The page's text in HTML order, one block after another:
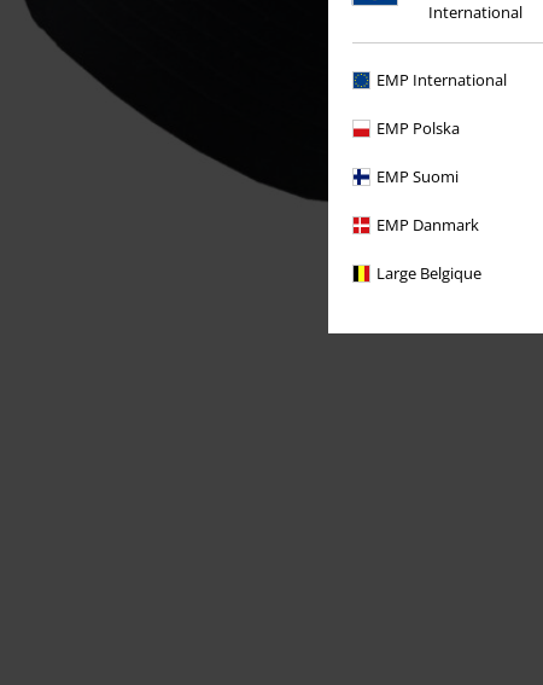
International
EMP International
EMP Polska
EMP Suomi
EMP Danmark
Large Belgique